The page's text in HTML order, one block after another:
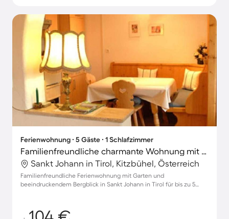
Ferienwohnung ∙ 5 Gäste ∙ 1 Schlafzimmer
Familienfreundliche charmante Wohnung mit Garten, Grill und Terrasse | Bergblick
Sankt Johann in Tirol, Kitzbühel, Österreich
Familienfreundliche Ferienwohnung mit Garten und
beeindruckendem Bergblick in Sankt Johann in Tirol für bis zu 5